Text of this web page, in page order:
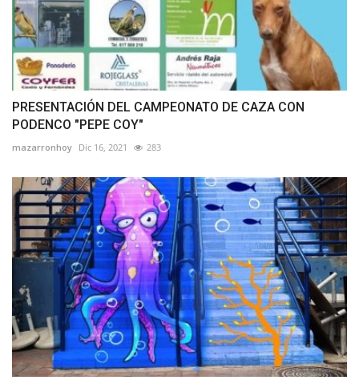
PRESENTACIÓN DEL CAMPEONATO DE CAZA CON
PODENCO "PEPE COY"
mazarronhoy Dic 16, 2021 283